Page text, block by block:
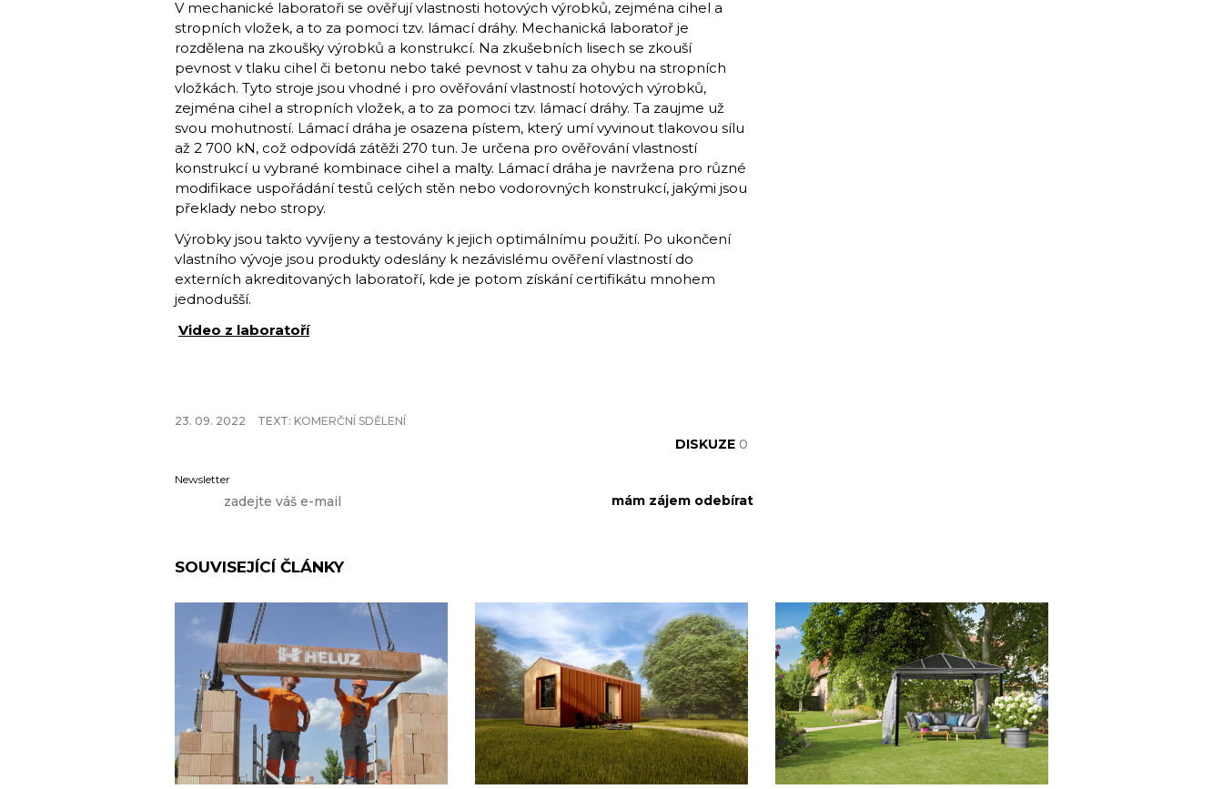
V mechanické laboratoři se ověřují vlastnosti hotových výrobků, zejména cihel a
stropních vložek, a to za pomoci tzv. lámací dráhy. Mechanická laboratoř je
rozdělena na zkoušky výrobků a konstrukcí. Na zkušebních lisech se zkouší
pevnost v tlaku cihel či betonu nebo také pevnost v tahu za ohybu na stropních
vložkách. Tyto stroje jsou vhodné i pro ověřování vlastností hotových výrobků,
zejména cihel a stropních vložek, a to za pomoci tzv. lámací dráhy. Ta zaujme už
svou mohutností. Lámací dráha je osazena pístem, který umí vyvinout tlakovou sílu
až 2 700 kN, což odpovídá zátěži 270 tun. Je určena pro ověřování vlastností
konstrukcí u vybrané kombinace cihel a malty. Lámací dráha je navržena pro různé
modifikace uspořádání testů celých stěn nebo vodorovných konstrukcí, jakými jsou
překlady nebo stropy.
Výrobky jsou takto vyvíjeny a testovány k jejich optimálnímu použití. Po ukončení
vlastního vývoje jsou produkty odeslány k nezávislému ověření vlastností do
externích akreditovaných laboratoří, kde je potom získání certifikátu mnohem
jednodušší.
Video z laboratoří
23. 09. 2022 TEXT: KOMERČNÍ SDĚLENÍ
DISKUZE 0
Newsletter
SOUVISEJÍCÍ ČLÁNKY